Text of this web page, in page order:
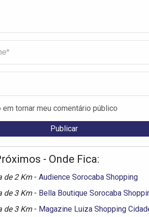
em tornar meu comentário público
- Onde Fica:
de 2 Km - Audience Sorocaba Shopping
de 3 Km - Bella Boutique Sorocaba
de 3 Km - Magazine Luiza Shopping